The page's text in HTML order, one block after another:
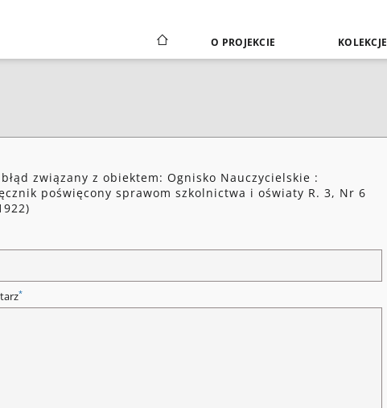
O PROJEKCIE KOLEKCJE
błąd związany z obiektem: Ognisko Nauczycielskie :
poświęcony sprawom szkolnictwa i oświaty R. 3, Nr 6
*